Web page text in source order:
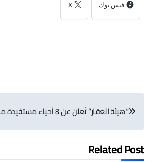
فيس بوك X
تصفّح
المقالات
“هيئة العقار” تُعلن عن 8 أحياء مستفيدة من السجل العقاري في مدينة مكة المكرمة
Related Post